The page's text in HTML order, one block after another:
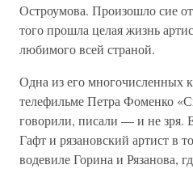
Остроумова. Произошло сие
того прошла целая жизнь
любимого всей страной.
Одна из его многочисленных
телефильме Петра Фоменко
говорили, писали — и не зря.
Гафт и рязановский артист в
водевиле Горина и Рязанова,